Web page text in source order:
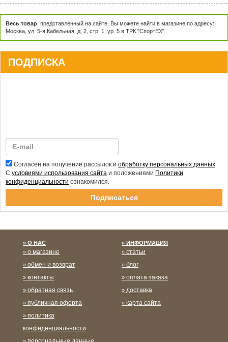
Весь товар , представленный на сайте, Вы можете найти в магазине по адресу:
Москва, ул. 5-я Кабельная, д. 2, стр. 1, ур. 5 в ТРК "СпортЕХ"
ПОДПИСКА
Согласен на получение рассылок и обработку персональных данных.
С условиями использования сайта и положениями Политики
конфиденциальности ознакомился.
О НАС
о магазине
обмен и возврат
контакты
обратная связь
публичная оферта
политика
конфиденциальности
ИНФОРМАЦИЯ
статьи
блог
оплата заказа
доставка
карта сайта